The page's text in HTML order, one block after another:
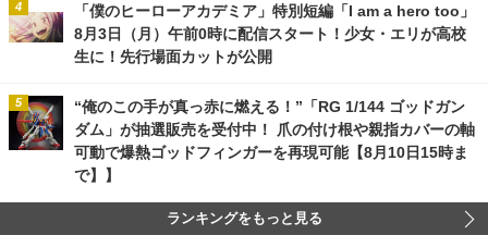
「僕のヒーローアカデミア」特別短編「I am a hero too」
8月3日（月）午前0時に配信スタート！少女・エリが高校
生に！先行場面カットが公開
“俺のこの手が真っ赤に燃える！”「RG 1/144 ゴッドガン
ダム」が抽選販売を受付中！ 爪の付け根や親指カバーの軸
可動で爆熱ゴッドフィンガーを再現可能【8月10日15時ま
で】】
ランキングをもっと見る